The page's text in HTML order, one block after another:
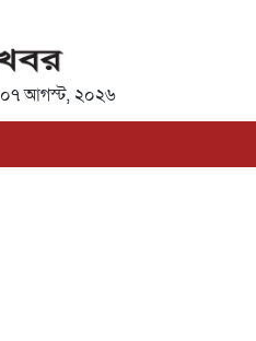
০৭ আগস্ট, ২০২৬